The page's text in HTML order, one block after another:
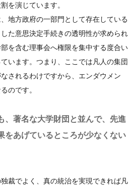
を演じています。
地方政府の一部門として存在している
た意思決定手続きの透明性が求められ
を含む理事会へ権限を集中する度合い
います。つまり、ここでは凡人の集団
されるわけですから、エンダウメン
のです。
、著名な大学財団と並んで、先進
をあげているところが少なくない
裁でよく、真の統治を実現できれば凡